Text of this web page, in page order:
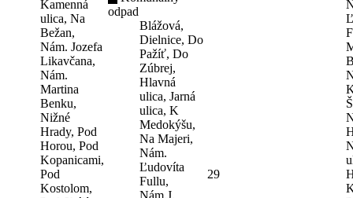
Kamenná
ulica, Na
Bežan,
Nám. Jozefa
Likavčana,
Nám.
Martina
Benku,
Nižné
Hrady, Pod
Horou, Pod
Kopanicami,
Pod
Kostolom,
odpad
Blážová,
Dielnice, Do
Pažíť, Do
Zúbrej,
Hlavná
ulica, Jarná
ulica, K
Medokýšu,
Na Majeri,
Nám.
Ľudovíta
Fullu,
Nám.J.
29